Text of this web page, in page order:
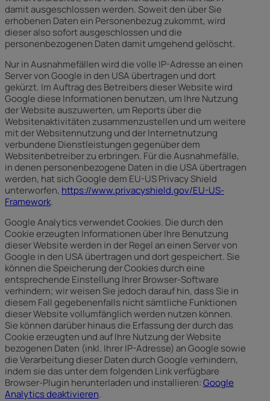
damit ausgeschlossen werden. Soweit den über Sie
erhobenen Daten ein Personenbezug zukommt, wird
dieser also sofort ausgeschlossen und die
personenbezogenen Daten damit umgehend gelöscht.
Nur in Ausnahmefällen wird die volle IP-Adresse an einen
Server von Google in den USA übertragen und dort
gekürzt. Im Auftrag des Betreibers dieser Website wird
Google diese Informationen benutzen, um Ihre Nutzung
der Website auszuwerten, um Reports über die
Websitenaktivitäten zusammenzustellen und um weitere
mit der Websitennutzung und der Internetnutzung
verbundene Dienstleistungen gegenüber dem
Websitenbetreiber zu erbringen. Für die Ausnahmefälle,
in denen personenbezogene Daten in die USA übertragen
werden, hat sich Google dem EU-US Privacy Shield
unterworfen, https://www.privacyshield.gov/EU-US-
Framework.
Google Analytics verwendet Cookies. Die durch den
Cookie erzeugten Informationen über Ihre Benutzung
dieser Website werden in der Regel an einen Server von
Google in den USA übertragen und dort gespeichert. Sie
können die Speicherung der Cookies durch eine
entsprechende Einstellung Ihrer Browser-Software
verhindern; wir weisen Sie jedoch darauf hin, dass Sie in
diesem Fall gegebenenfalls nicht sämtliche Funktionen
dieser Website vollumfänglich werden nutzen können.
Sie können darüber hinaus die Erfassung der durch das
Cookie erzeugten und auf Ihre Nutzung der Website
bezogenen Daten (inkl. Ihrer IP-Adresse) an Google sowie
die Verarbeitung dieser Daten durch Google verhindern,
indem sie das unter dem folgenden Link verfügbare
Browser-Plugin herunterladen und installieren:Google
Analytics deaktivieren.